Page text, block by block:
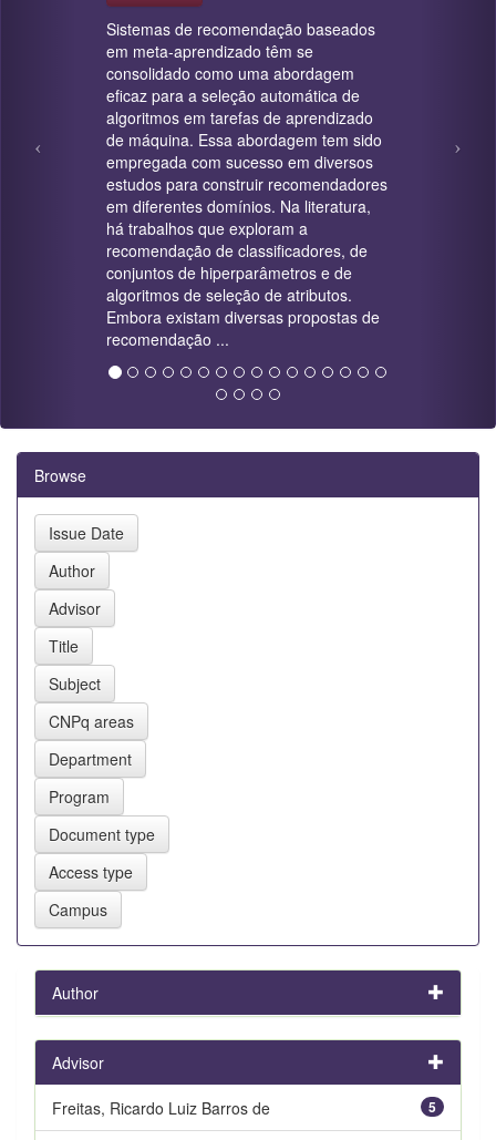
Sistemas de recomendação baseados
em meta-aprendizado têm se
consolidado como uma abordagem
eficaz para a seleção automática de
algoritmos em tarefas de aprendizado
de máquina. Essa abordagem tem sido
empregada com sucesso em diversos
estudos para construir recomendadores
em diferentes domínios. Na literatura,
há trabalhos que exploram a
recomendação de classificadores, de
conjuntos de hiperparâmetros e de
algoritmos de seleção de atributos.
Embora existam diversas propostas de
recomendação ...
Browse
Author
Advisor
5
Freitas, Ricardo Luiz Barros de